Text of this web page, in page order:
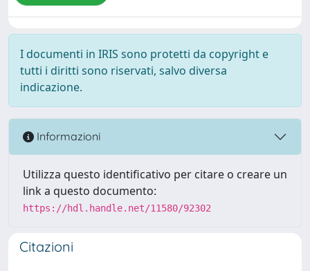
I documenti in IRIS sono protetti da copyright e
tutti i diritti sono riservati, salvo diversa
indicazione.
Informazioni
Utilizza questo identificativo per citare o creare un
link a questo documento:
https://hdl.handle.net/11580/92302
Citazioni